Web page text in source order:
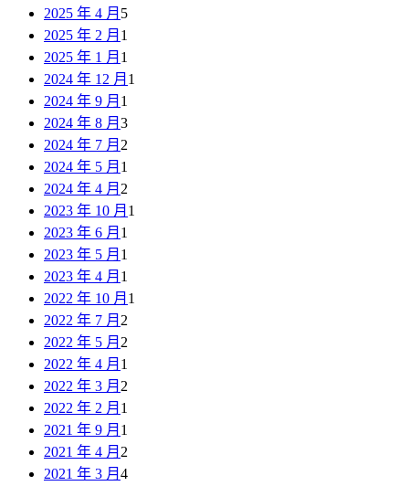
2025 年 4 月 5
2025 年 2 月 1
2025 年 1 月 1
2024 年 12 月 1
2024 年 9 月 1
2024 年 8 月 3
2024 年 7 月 2
2024 年 5 月 1
2024 年 4 月 2
2023 年 10 月 1
2023 年 6 月 1
2023 年 5 月 1
2023 年 4 月 1
2022 年 10 月 1
2022 年 7 月 2
2022 年 5 月 2
2022 年 4 月 1
2022 年 3 月 2
2022 年 2 月 1
2021 年 9 月 1
2021 年 4 月 2
2021 年 3 月 4